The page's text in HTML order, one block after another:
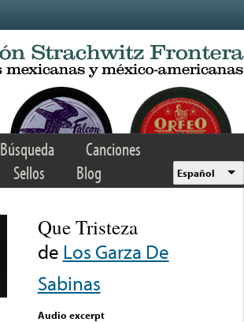
Búsqueda
Canciones
Sellos Blog Español
Que Tristeza
de Los Garza De
Sabinas
Audio excerpt